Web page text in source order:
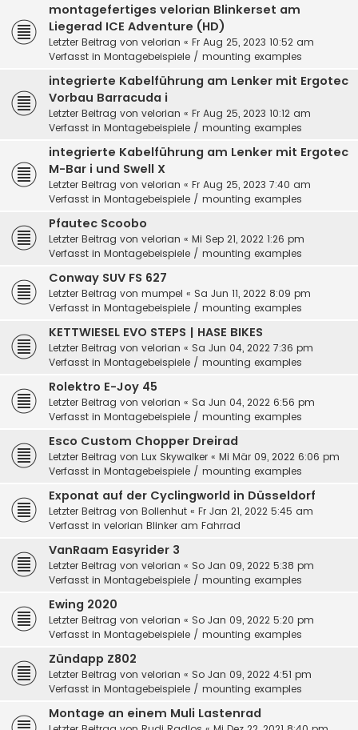
montagefertiges velorian Blinkerset am
Liegerad ICE Adventure (HD)
Letzter Beitrag von velorian « Fr Aug 25, 2023 10:52 am
Verfasst in Montagebeispiele / mounting examples
integrierte Kabelführung am Lenker mit Ergotec
Vorbau Barracuda i
Letzter Beitrag von velorian « Fr Aug 25, 2023 10:12 am
Verfasst in Montagebeispiele / mounting examples
integrierte Kabelführung am Lenker mit Ergotec
M-Bar i und Swell X
Letzter Beitrag von velorian « Fr Aug 25, 2023 7:40 am
Verfasst in Montagebeispiele / mounting examples
Pfautec Scoobo
Letzter Beitrag von velorian « Mi Sep 21, 2022 1:26 pm
Verfasst in Montagebeispiele / mounting examples
Conway SUV FS 627
Letzter Beitrag von mumpel « Sa Jun 11, 2022 8:09 pm
Verfasst in Montagebeispiele / mounting examples
KETTWIESEL EVO STEPS | HASE BIKES
Letzter Beitrag von velorian « Sa Jun 04, 2022 7:36 pm
Verfasst in Montagebeispiele / mounting examples
Rolektro E-Joy 45
Letzter Beitrag von velorian « Sa Jun 04, 2022 6:56 pm
Verfasst in Montagebeispiele / mounting examples
Esco Custom Chopper Dreirad
Letzter Beitrag von Lux Skywalker « Mi Mär 09, 2022 6:06 pm
Verfasst in Montagebeispiele / mounting examples
Exponat auf der Cyclingworld in Düsseldorf
Letzter Beitrag von Bollenhut « Fr Jan 21, 2022 5:45 am
Verfasst in velorian Blinker am Fahrrad
VanRaam Easyrider 3
Letzter Beitrag von velorian « So Jan 09, 2022 5:38 pm
Verfasst in Montagebeispiele / mounting examples
Ewing 2020
Letzter Beitrag von velorian « So Jan 09, 2022 5:20 pm
Verfasst in Montagebeispiele / mounting examples
Zündapp Z802
Letzter Beitrag von velorian « So Jan 09, 2022 4:51 pm
Verfasst in Montagebeispiele / mounting examples
Montage an einem Muli Lastenrad